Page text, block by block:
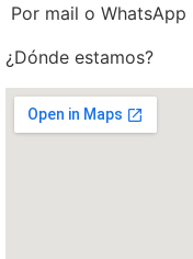
Por mail o WhatsApp
¿Dónde estamos?